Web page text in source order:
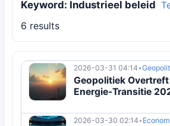
Keyword: Industrieel beleid
6 results
2026-03-31 04:14•
Geopolitiek
Energie-Transitie
2026-03-30 02:14•